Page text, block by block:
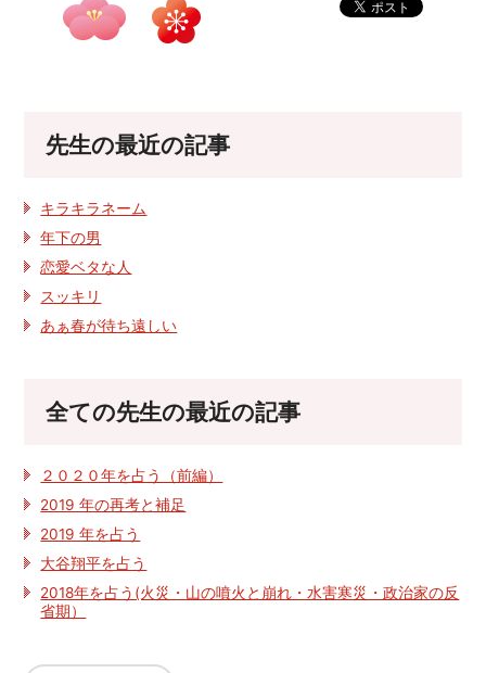
先生の最近の記事
キラキラネーム
年下の男
恋愛ベタな人
スッキリ
あぁ春が待ち遠しい
全ての先生の最近の記事
２０２０年を占う（前編）
2019 年の再考と補足
2019 年を占う
大谷翔平を占う
2018年を占う(火災・山の噴火と崩れ・水害寒災・政治家の反
省期）